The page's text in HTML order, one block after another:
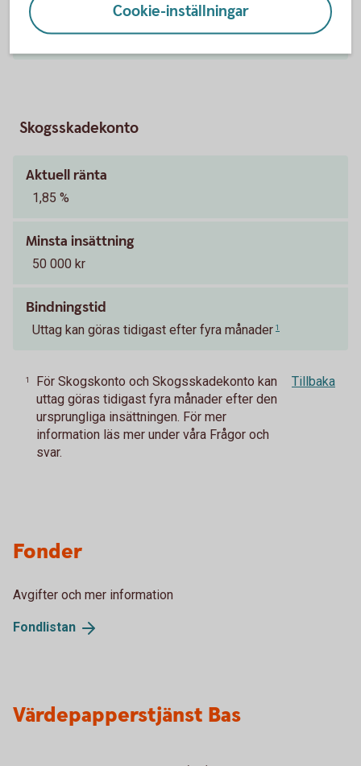
Minsta insättning
5 000 kr
Skogsskadekonto
Aktuell ränta
1,85 %
Minsta insättning
50 000 kr
Bindningstid
Uttag kan göras tidigast efter fyra månader 1
1
För Skogskonto och Skogsskadekonto kan
uttag göras tidigast fyra månader efter den
ursprungliga insättningen. För mer
information läs mer under våra Frågor och
svar.
Tillbaka
Fonder
Avgifter och mer information
Fondlistan
Värdepapperstjänst Bas
Cookie-inställningar